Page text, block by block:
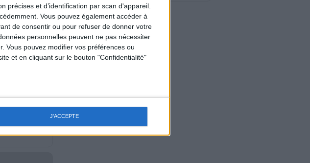
précises et d’identification par scan d'appareil.
Vous pouvez également accéder à
de consentir ou pour refuser de donner votre
personnelles peuvent ne pas nécessiter
Vous pouvez modifier vos préférences ou
et en cliquant sur le bouton "Confidentialité"
J'ACCEPTE
de